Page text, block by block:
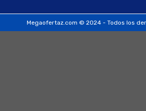
Megaofertaz.com © 2024 - Todos los